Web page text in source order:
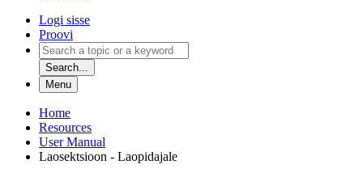
Logi sisse
Proovi
Search...
Menu
Home
Resources
User Manual
Laosektsioon - Laopidajale